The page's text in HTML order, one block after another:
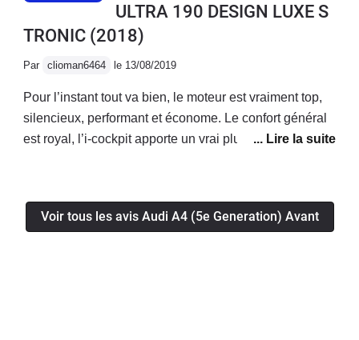
ULTRA 190 DESIGN LUXE S
TRONIC (2018)
Par clioman6464 le 13/08/2019
Pour l’instant tout va bien, le moteur est vraiment top,
silencieux, performant et économe. Le confort général
est royal, l’i-cockpit apporte un vrai plus! La voiture a
permet d’avoir une voiture bonne à tout faire!
Voir tous les avis Audi A4 (5e Generation) Avant